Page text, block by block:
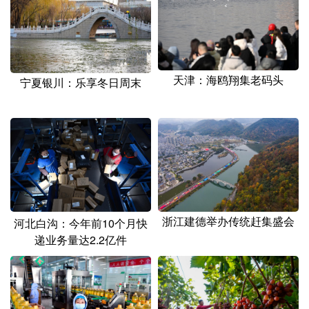
宁夏银川：乐享冬日周末 天津：海鸥翔集老码头
河北白沟：今年前10个月快
递业务量达2.2亿件
浙江建德举办传统赶集盛会